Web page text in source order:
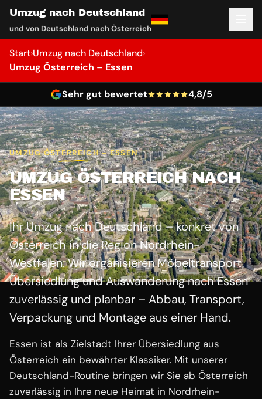
Umzug nach Deutschland
und von Deutschland nach Österreich
Start›Umzug nach Deutschland›
Umzug Österreich – Essen
Sehr gut bewertet 4,8/5
UMZUG ÖSTERREICH – ESSEN
UMZUG ÖSTERREICH NACH
ESSEN
Ihr Umzug nach Deutschland – konkret von
Österreich in die Region Nordrhein-
Westfalen. Wir organisieren Möbeltransport,
Übersiedlung und Auswanderung nach Essen
zuverlässig und planbar – Abbau, Transport,
Verpackung und Montage aus einer Hand.
Essen ist als Zielstadt Ihrer Übersiedlung aus
Österreich ein bewährter Klassiker. Mit unserer
Deutschland-Routine bringen wir Sie ab Österreich
zuverlässig in Ihre neue Heimat in Nordrhein-